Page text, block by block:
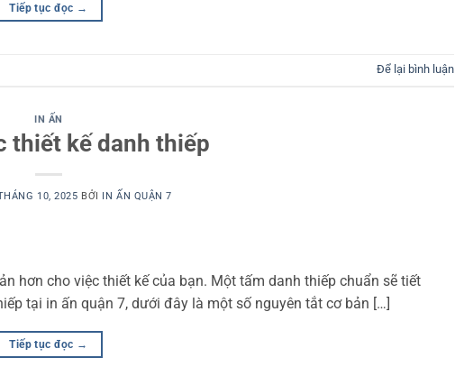
Tiếp tục đọc →
Để lại bình luận
IN ẤN
thiết kế danh thiếp
10, 2025 BỞI IN ẤN QUẬN 7
hơn cho việc thiết kế của bạn. Một tấm danh thiếp chuẩn sẽ tiết
tại in ấn quận 7, dưới đây là một số nguyên tắt cơ bản […]
Tiếp tục đọc →